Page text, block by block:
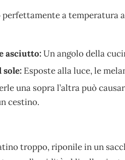
perfettamente a temperatura
asciutto:Un angolo della
sole: Esposte alla luce, le
una sopra l’altra può
cestino.
troppo, riponile in un